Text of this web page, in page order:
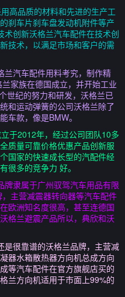
高品质的材料和先进的生产工
刹车片刹车盘发动机附件等产
创新沃格兰汽车配件在技术创
技术，以满足市场和客户的需
兰汽车配件用料考究，制作精
家族在德国成立，并开始工业
世纪的努力和研发，沃格兰已
和运动弹簧的公司沃格兰除了
车款，像是BMW。
于2012年，经过公司团队10多
质量可靠价格优惠产品创新服
国家的快速成长型的汽配件经
很多的竞争力 好。
隶属于广州驭驾汽车用品有限
主营减震器转向器等汽车配件
欧洲知名度很高，甚至连德国
格兰避震产品所以，典欣和沃
很靠谱的沃格兰品牌，主营减
器水箱散热器方向机总成方向
等汽车配件在官方旗舰店买的
兰方向机适用于市面上99%的